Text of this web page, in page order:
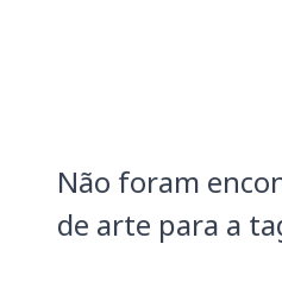
Não foram
de arte para a